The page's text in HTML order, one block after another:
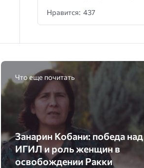
Нравится: 437
Что еще почитать
Занарин Кобани: победа над
ИГИЛ и роль женщин в
освобождении Ракки